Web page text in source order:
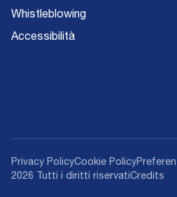
Whistleblowing
Accessibilità
2026 Tutti i diritti riservatiCredits
Privacy PolicyCookie Policy